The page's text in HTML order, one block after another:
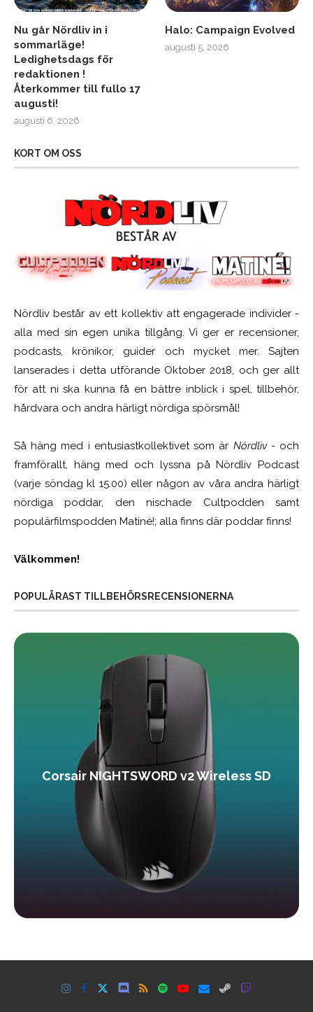
Nu går Nördliv in i
sommarläge!
Ledighetsdags för
redaktionen !
Återkommer till fullo 17
augusti!
augusti 6, 2026
Halo: Campaign Evolved
augusti 5, 2026
KORT OM OSS
Nördliv består av ett kollektiv att engagerade individer -
alla med sin egen unika tillgång. Vi ger er recensioner,
podcasts, krönikor, guider och mycket mer. Sajten
lanserades i detta utförande Oktober 2018, och ger allt
för att ni ska kunna få en bättre inblick i spel, tillbehör,
hårdvara och andra härligt nördiga spörsmål!
Så häng med i entusiastkollektivet som är Nördliv- och
framförallt, häng med och lyssna på Nördliv Podcast
(varje söndag kl 15.00) eller någon av våra andra härligt
nördiga poddar, den nischade Cultpodden samt
populärfilmspodden Matiné!; alla finns där poddar finns!
Välkommen!
POPULÄRAST TILLBEHÖRSRECENSIONERNA
Corsair NIGHTSWORD v2 Wireless SD